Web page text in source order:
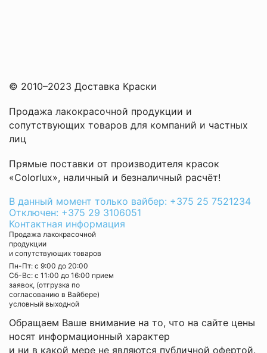
© 2010–2023 Доставка Краски
Продажа лакокрасочной продукции и
сопутствующих товаров для компаний и частных
лиц
Прямые поставки от производителя красок
«Colorlux», наличный и безналичный расчёт!
В данный момент только вайбер: +375 25 7521234
Отключен: +375 29 3106051
Контактная информация
Продажа лакокрасочной
продукции
и сопутствующих товаров
Пн-Пт: с 9:00 до 20:00
Cб-Вс: с 11:00 до 16:00 прием
заявок, (отгрузка по
согласованию в Вайбере)
условный выходной
Обращаем Ваше внимание на то, что на сайте цены
носят информационный характер
и ни в какой мере не являются публичной офертой.